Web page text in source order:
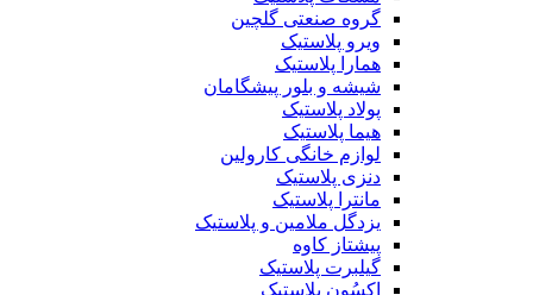
گروه صنعتی گلچین
ویرو پلاستیک
همارا پلاستیک
شیشه و بلور پیشگامان
پولاد پلاستیک
هیما پلاستیک
لوازم خانگی کارولین
دنزی پلاستیک
مانترا پلاستیک
یزدگل ملامین و پلاستیک
پیشتاز کاوه
گیلبرت پلاستیک
اکسُون پلاستیک